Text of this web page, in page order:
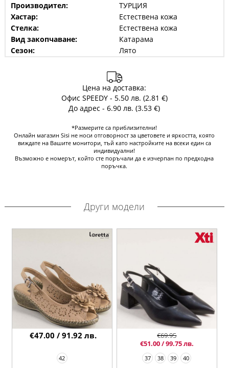
Производител:
ТУРЦИЯ
Хастар:
Естествена кожа
Стелка:
Естествена кожа
Вид закопчаване:
Катарама
Сезон:
Лято
Цена на доставка:
Офис SPEEDY - 5.50 лв. (2.81 €)
До адрес - 6.90 лв. (3.53 €)
*Размерите са приблизителни!
Онлайн магазин Sisi не носи отговорност за цветовете и яркостта, която
виждате на Вашите монитори, тъй като настройките на всеки един са
индивидуални!
Възможно е номерът, който сте поръчали да е изчерпан по предходна
поръчка.
Други модели
42
€47.00 / 91.92 лв.
37 38 39 40
€69.95
€51.00 / 99.75 лв.